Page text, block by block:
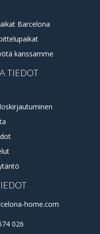
Barcelona
kanssamme
TIEDOT
home.com
026